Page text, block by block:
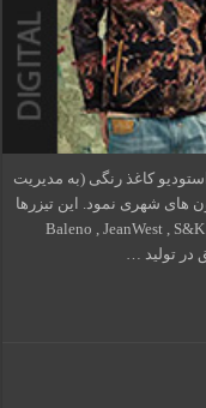
کاغذ رنگی (به مدیریت
های شهری نمود. این تیزرها
مربوط به برند های معروف پوشاک از جمله برندهای Baleno , JeanWest , S&K
در تولید …